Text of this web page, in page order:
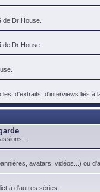
de Dr House.
de Dr House.
d'extraits, d'interviews liés à
avatars, vidéos...) ou
à d'autres séries.